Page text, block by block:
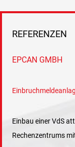
Videoüberwachung
REFERENZEN
EPCAN GMBH
Einbau einer VdS
Rechenzentrums
REFERENZEN
FIRMENGEBÄUDE:
Brandmeldeanlage
Einbau einer
modernen
Sicherung für